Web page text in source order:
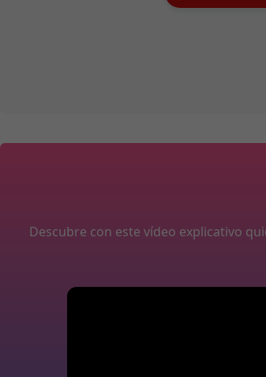
Descubre con este vídeo explicativo